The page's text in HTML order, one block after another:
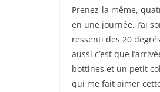
Prenez-la même,
en une journée, j’ai
ressenti des 20
aussi c’est que
bottines et un petit
qui me fait aimer